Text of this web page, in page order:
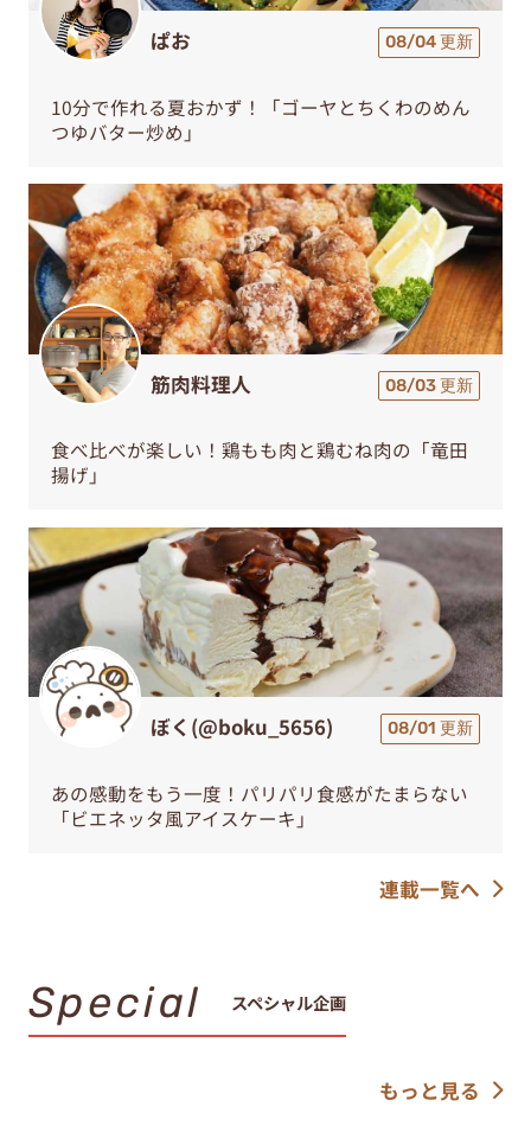
ぱお 08/04 更新
10分で作れる夏おかず！「ゴーヤとちくわのめん
つゆバター炒め」
筋肉料理人 08/03 更新
食べ比べが楽しい！鶏もも肉と鶏むね肉の「竜田
揚げ」
ぼく(@boku_5656) 08/01 更新
あの感動をもう一度！パリパリ食感がたまらない
「ビエネッタ風アイスケーキ」
連載一覧へ
Special スペシャル企画
もっと見る